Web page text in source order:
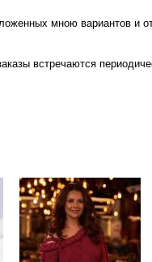
мною вариантов и
встречаются